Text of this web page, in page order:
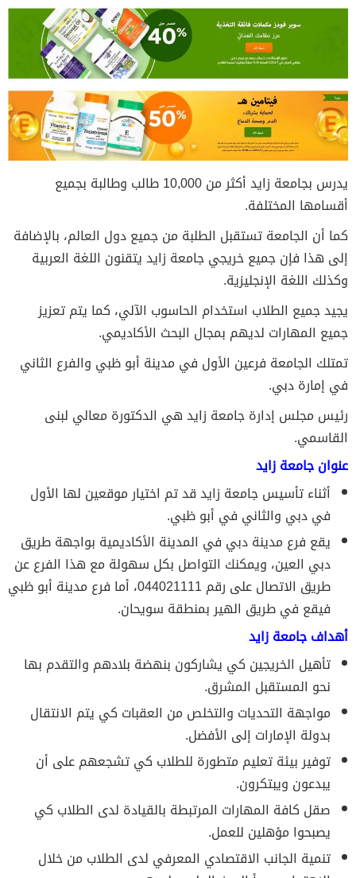
يدرس بجامعة زايد أكثر من 10,000 طالب وطالبة بجميع
أقسامها المختلفة.
كما أن الجامعة تستقبل الطلبة من جميع دول العالم، بالإضافة
إلى هذا فإن جميع خريجي جامعة زايد يتقنون اللغة العربية
وكذلك اللغة الإنجليزية.
يجيد جميع الطلاب استخدام الحاسوب الآلي، كما يتم تعزيز
جميع المهارات لديهم بمجال البحث الأكاديمي.
تمتلك الجامعة فرعين الأول في مدينة أبو ظبي والفرع الثاني
في إمارة دبي.
رئيس مجلس إدارة جامعة زايد هي الدكتورة معالي لبنى
القاسمي.
عنوان جامعة زايد
أثناء تأسيس جامعة زايد قد تم اختيار موقعين لها الأول
في دبي والثاني في أبو ظبي.
يقع فرع مدينة دبي في المدينة الأكاديمية بواجهة طريق
دبي العين، ويمكنك التواصل بكل سهولة مع هذا الفرع عن
طريق الاتصال على رقم 044021111، أما فرع مدينة أبو ظبي
فيقع في طريق الهير بمنطقة سويحان.
أهداف جامعة زايد
تأهيل الخريجين كي يشاركون بنهضة بلادهم والتقدم بها
نحو المستقبل المشرق.
مواجهة التحديات والتخلص من العقبات كي يتم الانتقال
بدولة الإمارات إلى الأفضل.
توفير بيئة تعليم متطورة للطلاب كي تشجعهم على أن
يبدعون ويبتكرون.
صقل كافة المهارات المرتبطة بالقيادة لدى الطلاب كي
يصبحوا مؤهلين للعمل.
تنمية الجانب الاقتصادي المعرفي لدى الطلاب من خلال